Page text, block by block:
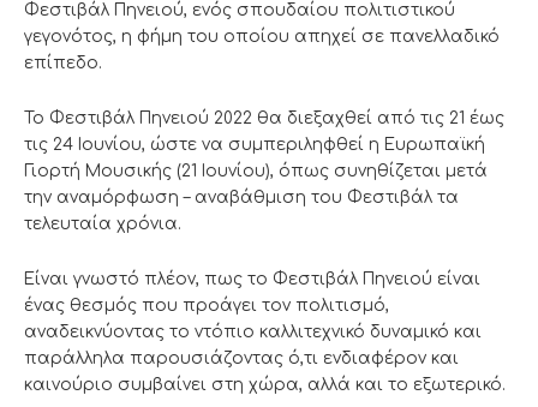
Φεστιβάλ Πηνειού, ενός σπουδαίου πολιτιστικού
γεγονότος, η φήμη του οποίου απηχεί σε πανελλαδικό
επίπεδο.
Το Φεστιβάλ Πηνειού 2022 θα διεξαχθεί από τις 21 έως
τις 24 Ιουνίου, ώστε να συμπεριληφθεί η Ευρωπαϊκή
Γιορτή Μουσικής (21 Ιουνίου), όπως συνηθίζεται μετά
την αναμόρφωση – αναβάθμιση του Φεστιβάλ τα
τελευταία χρόνια.
Είναι γνωστό πλέον, πως το Φεστιβάλ Πηνειού είναι
ένας θεσμός που προάγει τον πολιτισμό,
αναδεικνύοντας το ντόπιο καλλιτεχνικό δυναμικό και
παράλληλα παρουσιάζοντας ό,τι ενδιαφέρον και
καινούριο συμβαίνει στη χώρα, αλλά και το εξωτερικό.